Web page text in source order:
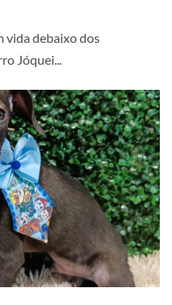
vida debaixo dos
Jóquei...